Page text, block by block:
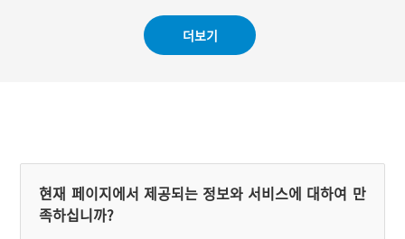
더보기
현재 페이지에서 제공되는 정보와 서비스에 대하여 만
족하십니까?